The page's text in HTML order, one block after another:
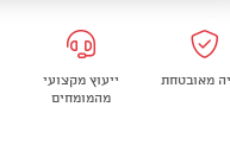
מאובטחת
ייעוץ מקצועי
מהמומחים